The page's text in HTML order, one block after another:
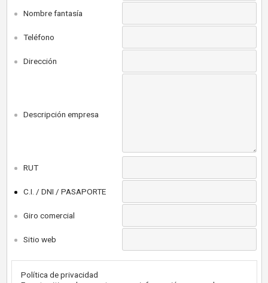
Nombre fantasía
Teléfono
Dirección
Descripción empresa
RUT
C.I. / DNI / PASAPORTE
Giro comercial
Sitio web
Política de privacidad